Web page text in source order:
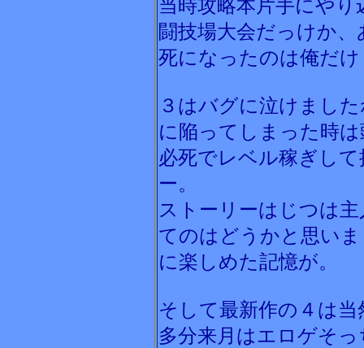
当時攻略本片手にや
闘技場大会だっけか
死になったのは俺だ
３はバグに泣けまし
に陥ってしまった時
必死でレベル稼ぎし
ー。
ストーリーはじつは
てのはどうかと思い
に楽しめた記憶が。
そして最新作の４は
多分来月はエロゲそ